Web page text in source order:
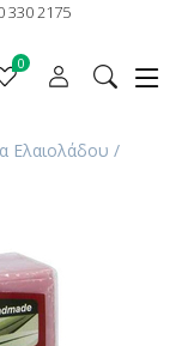
330 2175
0
Ελαιολάδου /